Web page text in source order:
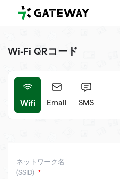
QRGateway
Wi-Fi QRコード
Wifi Email SMS
ネットワーク名
(SSID)